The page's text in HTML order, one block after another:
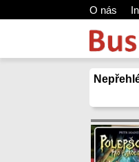
O nás